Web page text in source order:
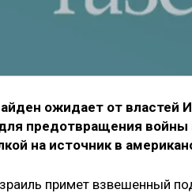
ожидает от властей
предотвращения
на источник в
примет взвешенный